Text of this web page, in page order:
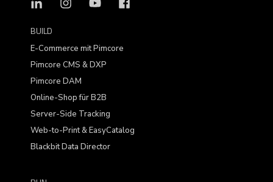
BUILD
E-Commerce mit Pimcore
Pimcore CMS & DXP
Pimcore DAM
Online-Shop für B2B
Server-Side Tracking
Web-to-Print & EasyCatalog
Blackbit Data Director